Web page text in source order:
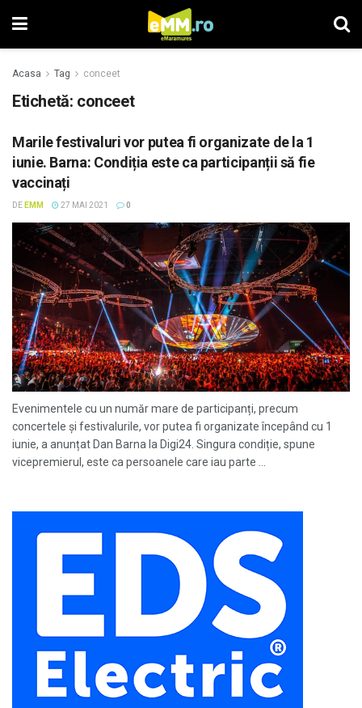
Acasa Tag conceet
Etichetă: conceet
Marile festivaluri vor putea fi organizate de la 1
iunie. Barna: Condiția este ca participanții să fie
vaccinați
DE EMM 27 MAI 2021 0
Evenimentele cu un număr mare de participanți, precum
concertele și festivalurile, vor putea fi organizate începând cu 1
iunie, a anunțat Dan Barna la Digi24. Singura condiție, spune
vicepremierul, este ca persoanele care iau parte ...